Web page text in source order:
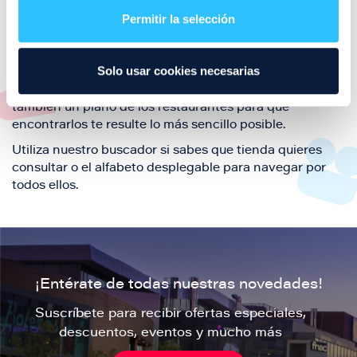
Permitir la selección
Solo usar cookies necesarias
también de nuestra oferta de ocio y shopping durante
podrás encontrar toda la información necesaria de
cada una de nuestras marcas. Sus datos de contacto y
también un plano de los restaurantes para que
encontrarlos te resulte lo más sencillo posible.
Utiliza nuestro buscador si sabes que tienda quieres
consultar o el alfabeto desplegable para navegar por
todos ellos.
¡Entérate de todas nuestras novedades!
Suscríbete para recibir ofertas especiales,
descuentos, eventos y mucho más